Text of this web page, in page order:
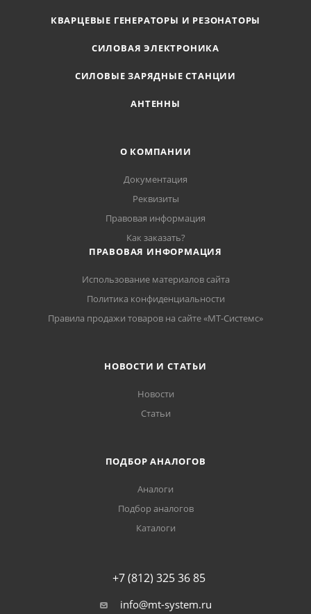
КВАРЦЕВЫЕ ГЕНЕРАТОРЫ И РЕЗОНАТОРЫ
СИЛОВАЯ ЭЛЕКТРОНИКА
СИЛОВЫЕ ЗАРЯДНЫЕ СТАНЦИИ
АНТЕННЫ
О КОМПАНИИ
Документация
Реквизиты
Правовая информация
Как заказать?
ПРАВОВАЯ ИНФОРМАЦИЯ
Использование материалов сайта
Политика конфиденциальности
Правила продажи товаров на сайте «МТ-Системс»
НОВОСТИ И СТАТЬИ
Новости
Статьи
ПОДБОР АНАЛОГОВ
Аналоги
Подбор аналогов
Каталоги
+7 (812) 325 36 85
info@mt-system.ru